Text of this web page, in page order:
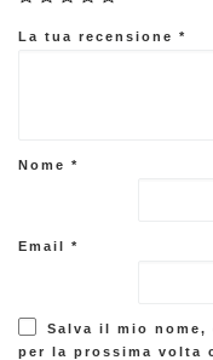
La tua recensione *
Nome *
Email *
Salva il mio
per la prossima volta